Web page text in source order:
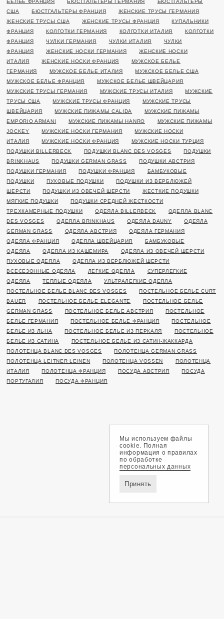
БЕЛЬЕ ФРАНЦИЯ
БЮСТГАЛЬТЕРЫ ГЕРМАНИЯ
БЮСТГАЛЬТЕРЫ
США
БЮСТГАЛЬТЕРЫ ФРАНЦИЯ
ЖЕНСКИЕ ТРУСЫ ГЕРМАНИЯ
ЖЕНСКИЕ ТРУСЫ США
ЖЕНСКИЕ ТРУСЫ ФРАНЦИЯ
КУПАЛЬНИКИ
ФРАНЦИЯ
КОЛГОТКИ ГЕРМАНИЯ КОЛГОТКИ ИТАЛИЯ
КОЛГОТКИ
ФРАНЦИЯ
ЧУЛКИ ГЕРМАНИЯ ЧУЛКИ ИТАЛИЯ
ЧУЛКИ
ФРАНЦИЯ
ЖЕНСКИЕ НОСКИ ГЕРМАНИЯ
ЖЕНСКИЕ НОСКИ
ИТАЛИЯ
ЖЕНСКИЕ НОСКИ ФРАНЦИЯ
МУЖСКОЕ БЕЛЬЕ
ГЕРМАНИЯ
МУЖСКОЕ БЕЛЬЕ ИТАЛИЯ
МУЖСКОЕ БЕЛЬЕ США
МУЖСКОЕ БЕЛЬЕ ФРАНЦИЯ
МУЖСКОЕ БЕЛЬЕ ШВЕЙЦАРИЯ
МУЖСКИЕ ТРУСЫ ГЕРМАНИЯ
МУЖСКИЕ ТРУСЫ ИТАЛИЯ
МУЖСКИЕ
ТРУСЫ США
МУЖСКИЕ ТРУСЫ ФРАНЦИЯ
МУЖСКИЕ ТРУСЫ
ШВЕЙЦАРИЯ
МУЖСКИЕ ПИЖАМЫ CALIDA
МУЖСКИЕ ПИЖАМЫ
EMPORIO ARMANI
МУЖСКИЕ ПИЖАМЫ HANRO
МУЖСКИЕ ПИЖАМЫ
JOCKEY
МУЖСКИЕ НОСКИ ГЕРМАНИЯ
МУЖСКИЕ НОСКИ
ИТАЛИЯ
МУЖСКИЕ НОСКИ ФРАНЦИЯ
МУЖСКИЕ НОСКИ ТУРЦИЯ
ПОДУШКИ BILLERBECK
ПОДУШКИ BLANC DES VOSGES
ПОДУШКИ
BRINKHAUS
ПОДУШКИ GERMAN GRASS
ПОДУШКИ АВСТРИЯ
ПОДУШКИ ГЕРМАНИЯ
ПОДУШКИ ФРАНЦИЯ
БАМБУКОВЫЕ
ПОДУШКИ
ПУХОВЫЕ ПОДУШКИ
ПОДУШКИ ИЗ ВЕРБЛЮЖЕЙ
ШЕРСТИ
ПОДУШКИ ИЗ ОВЕЧЕЙ ШЕРСТИ
ЖЕСТКИЕ ПОДУШКИ
МЯГКИЕ ПОДУШКИ
ПОДУШКИ СРЕДНЕЙ ЖЕСТКОСТИ
ТРЕХКАМЕРНЫЕ ПОДУШКИ
ОДЕЯЛА BILLERBECK
ОДЕЯЛА BLANC
DES VOSGES
ОДЕЯЛА BRINKHAUS ОДЕЯЛА DAUNY
ОДЕЯЛА
GERMAN GRASS
ОДЕЯЛА АВСТРИЯ
ОДЕЯЛА ГЕРМАНИЯ
ОДЕЯЛА ФРАНЦИЯ
ОДЕЯЛА ШВЕЙЦАРИЯ
БАМБУКОВЫЕ
ОДЕЯЛА
ОДЕЯЛА ИЗ КАШЕМИРА
ОДЕЯЛА ИЗ ОВЕЧЕЙ ШЕРСТИ
ПУХОВЫЕ ОДЕЯЛА
ОДЕЯЛА ИЗ ВЕРБЛЮЖЕЙ ШЕРСТИ
ВСЕСЕЗОННЫЕ ОДЕЯЛА
ЛЕГКИЕ ОДЕЯЛА
СУПЕРЛЕГКИЕ
ОДЕЯЛА
ТЕПЛЫЕ ОДЕЯЛА
УЛЬТРАЛЕГКИЕ ОДЕЯЛА
ПОСТЕЛЬНОЕ БЕЛЬЕ BLANC DES VOSGES
ПОСТЕЛЬНОЕ БЕЛЬЕ CURT
BAUER
ПОСТЕЛЬНОЕ БЕЛЬЕ ELEGANTE
ПОСТЕЛЬНОЕ БЕЛЬЕ
GERMAN GRASS
ПОСТЕЛЬНОЕ БЕЛЬЕ АВСТРИЯ
ПОСТЕЛЬНОЕ
БЕЛЬЕ ГЕРМАНИЯ
ПОСТЕЛЬНОЕ БЕЛЬЕ ФРАНЦИЯ
ПОСТЕЛЬНОЕ
БЕЛЬЕ ИЗ ЛЬНА
ПОСТЕЛЬНОЕ БЕЛЬЕ ИЗ ПЕРКАЛЯ
ПОСТЕЛЬНОЕ
БЕЛЬЕ ИЗ САТИНА
ПОСТЕЛЬНОЕ БЕЛЬЕ ИЗ САТИН-ЖАККАРДА
ПОЛОТЕНЦА BLANC DES VOSGES
ПОЛОТЕНЦА GERMAN GRASS
ПОЛОТЕНЦА LEITNER LEINEN
ПОЛОТЕНЦА VOSSEN
ПОЛОТЕНЦА
ИТАЛИЯ
ПОЛОТЕНЦА ФРАНЦИЯ ПОСУДА АВСТРИЯ
ПОСУДА
ПОРТУГАЛИЯ
ПОСУДА ФРАНЦИЯ
Мы используем файлы
cookie. Полная
информация о правилах
по обработке
персональных данных
Принять